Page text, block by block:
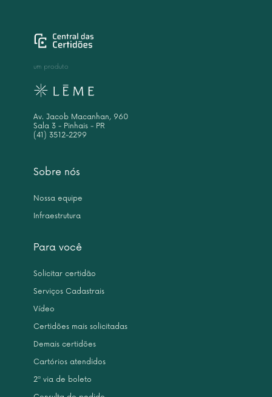
Sobre nós
Nossa equipe
Infraestrutura
Para você
Solicitar certidão
Serviços Cadastrais
Vídeo
Certidões mais solicitadas
Demais certidões
Cartórios atendidos
2ª via de boleto
um produto
Av. Jacob Macanhan, 960
Sala 3 - Pinhais - PR
(41) 3512-2299